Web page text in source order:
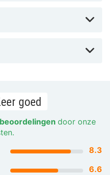
goed
door onze
8.3
6.6